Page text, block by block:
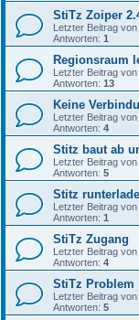
StiTz Zoiper
Letzter Beitrag von
Antworten: 1
Regionsraum
Letzter Beitrag von
Antworten: 13
Keine
Letzter Beitrag von
Antworten: 4
Stitz baut ab
Letzter Beitrag von
Antworten: 5
Stitz
Letzter Beitrag von
Antworten: 1
StiTz Zugang
Letzter Beitrag von
Antworten: 4
StiTz Problem
Letzter Beitrag von
Antworten: 5